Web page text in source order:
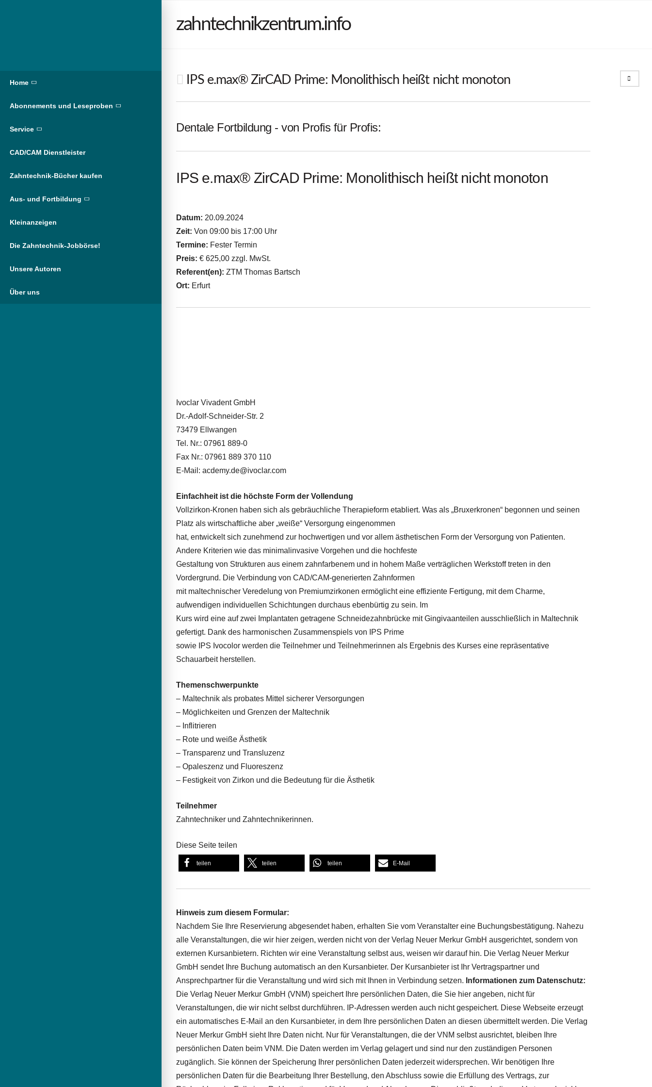
Home
Abonnements und Leseproben
Service
CAD/CAM Dienstleister
Zahntechnik-Bücher kaufen
Aus- und Fortbildung
Kleinanzeigen
Die Zahntechnik-Jobbörse!
Unsere Autoren
Über uns
zahntechnikzentrum.info
IPS e.max® ZirCAD Prime: Monolithisch heißt nicht monoton
Dentale Fortbildung - von Profis für Profis:
IPS e.max® ZirCAD Prime: Monolithisch heißt nicht monoton
Datum: 20.09.2024
Zeit: Von 09:00 bis 17:00 Uhr
Termine: Fester Termin
Preis: € 625,00 zzgl. MwSt.
Referent(en):ZTM Thomas Bartsch
Ort: Erfurt
Ivoclar Vivadent GmbH
Dr.-Adolf-Schneider-Str. 2
73479 Ellwangen
Tel. Nr.: 07961 889-0
Fax Nr.: 07961 889 370 110
E-Mail: acdemy.de@ivoclar.com
Einfachheit ist die höchste Form der Vollendung
Vollzirkon-Kronen haben sich als gebräuchliche Therapieform etabliert. Was als „Bruxerkronen“ begonnen und seinen
Platz als wirtschaftliche aber „weiße“ Versorgung eingenommen
hat, entwickelt sich zunehmend zur hochwertigen und vor allem ästhetischen Form der Versorgung von Patienten.
Andere Kriterien wie das minimalinvasive Vorgehen und die hochfeste
Gestaltung von Strukturen aus einem zahnfarbenem und in hohem Maße verträglichen Werkstoff treten in den
Vordergrund. Die Verbindung von CAD/CAM-generierten Zahnformen
mit maltechnischer Veredelung von Premiumzirkonen ermöglicht eine effiziente Fertigung, mit dem Charme,
aufwendigen individuellen Schichtungen durchaus ebenbürtig zu sein. Im
Kurs wird eine auf zwei Implantaten getragene Schneidezahnbrücke mit Gingivaanteilen ausschließlich in Maltechnik
gefertigt. Dank des harmonischen Zusammenspiels von IPS Prime
sowie IPS Ivocolor werden die Teilnehmer und Teilnehmerinnen als Ergebnis des Kurses eine repräsentative
Schauarbeit herstellen.
Themenschwerpunkte
– Maltechnik als probates Mittel sicherer Versorgungen
– Möglichkeiten und Grenzen der Maltechnik
– Inflitrieren
– Rote und weiße Ästhetik
– Transparenz und Transluzenz
– Opaleszenz und Fluoreszenz
– Festigkeit von Zirkon und die Bedeutung für die Ästhetik
Teilnehmer
Zahntechniker und Zahntechnikerinnen.
Diese Seite teilen
teilen teilen teilen E-Mail
Hinweis zum diesem Formular:
Nachdem Sie Ihre Reservierung abgesendet haben, erhalten Sie vom Veranstalter eine Buchungsbestätigung. Nahezu
alle Veranstaltungen, die wir hier zeigen, werden nicht von der Verlag Neuer Merkur GmbH ausgerichtet, sondern von
externen Kursanbietern. Richten wir eine Veranstaltung selbst aus, weisen wir darauf hin. Die Verlag Neuer Merkur
GmbH sendet Ihre Buchung automatisch an den Kursanbieter. Der Kursanbieter ist Ihr Vertragspartner und
Ansprechpartner für die Veranstaltung und wird sich mit Ihnen in Verbindung setzen. Informationen zum Datenschutz:
Die Verlag Neuer Merkur GmbH (VNM) speichert Ihre persönlichen Daten, die Sie hier angeben, nicht für
Veranstaltungen, die wir nicht selbst durchführen. IP-Adressen werden auch nicht gespeichert. Diese Webseite erzeugt
ein automatisches E-Mail an den Kursanbieter, in dem Ihre persönlichen Daten an diesen übermittelt werden. Die Verlag
Neuer Merkur GmbH sieht Ihre Daten nicht. Nur für Veranstaltungen, die der VNM selbst ausrichtet, bleiben Ihre
persönlichen Daten beim VNM. Die Daten werden im Verlag gelagert und sind nur den zuständigen Personen
zugänglich. Sie können der Speicherung Ihrer persönlichen Daten jederzeit widersprechen. Wir benötigen Ihre
persönlichen Daten für die Bearbeitung Ihrer Bestellung, den Abschluss sowie die Erfüllung des Vertrags, zur
Search